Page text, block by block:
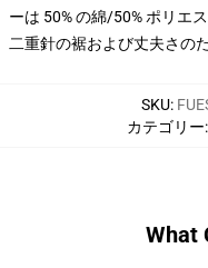
ーは 50% の綿/50% ポリエ
二重針の裾および丈夫さの
SKU:
カテゴリー:
What